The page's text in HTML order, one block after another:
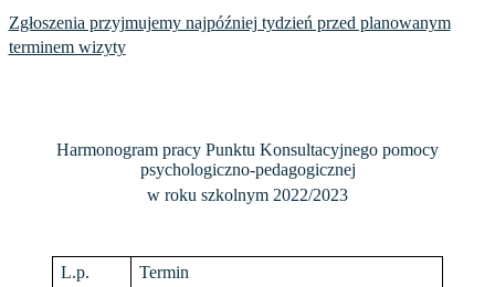
Zgłoszenia przyjmujemy najpóźniej tydzień przed planowanym
terminem wizyty
Harmonogram pracy Punktu Konsultacyjnego pomocy
psychologiczno-pedagogicznej
w roku szkolnym 2022/2023
L.p.
Termin